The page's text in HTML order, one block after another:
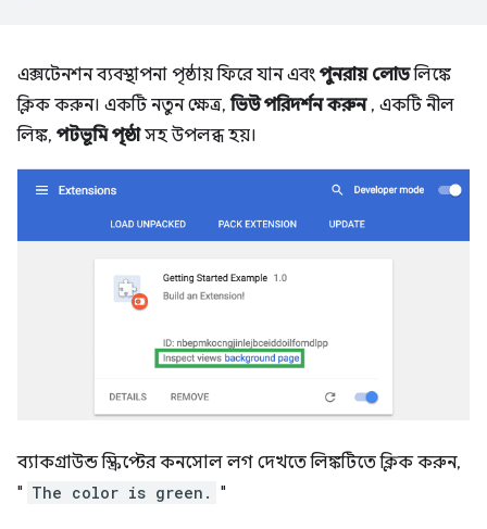
এক্সটেনশন ব্যবস্থাপনা পৃষ্ঠায় ফিরে যান এবং পুনরায় লোডলিঙ্কে
ক্লিক করুন। একটি নতুন ক্ষেত্র,ভিউ পরিদর্শন করুন, একটি নীল
লিঙ্ক, পটভূমি পৃষ্ঠাসহ উপলব্ধ হয়।
ব্যাকগ্রাউন্ড স্ক্রিপ্টের কনসোল লগ দেখতে লিঙ্কটিতে ক্লিক করুন,
" The color is green. "